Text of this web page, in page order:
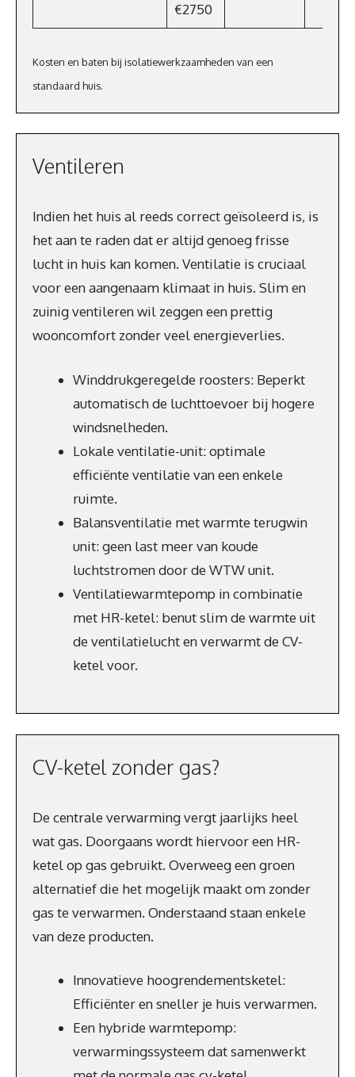
€2750
Kosten en baten bij isolatiewerkzaamheden van een
standaard huis.
Ventileren
Indien het huis al reeds correct geïsoleerd is, is
het aan te raden dat er altijd genoeg frisse
lucht in huis kan komen. Ventilatie is cruciaal
voor een aangenaam klimaat in huis. Slim en
zuinig ventileren wil zeggen een prettig
wooncomfort zonder veel energieverlies.
Winddrukgeregelde roosters: Beperkt
automatisch de luchttoevoer bij hogere
windsnelheden.
Lokale ventilatie-unit: optimale
efficiënte ventilatie van een enkele
ruimte.
Balansventilatie met warmte terugwin
unit: geen last meer van koude
luchtstromen door de WTW unit.
Ventilatiewarmtepomp in combinatie
met HR-ketel: benut slim de warmte uit
de ventilatielucht en verwarmt de CV-
ketel voor.
CV-ketel zonder gas?
De centrale verwarming vergt jaarlijks heel
wat gas. Doorgaans wordt hiervoor een HR-
ketel op gas gebruikt. Overweeg een groen
alternatief die het mogelijk maakt om zonder
gas te verwarmen. Onderstaand staan enkele
van deze producten.
Innovatieve hoogrendementsketel:
Efficiënter en sneller je huis verwarmen.
Een hybride warmtepomp:
verwarmingssysteem dat samenwerkt